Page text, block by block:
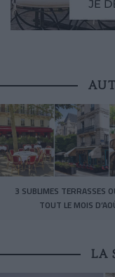
3 SUBLIMES TERRASSES
TOUT LE MOIS
LA